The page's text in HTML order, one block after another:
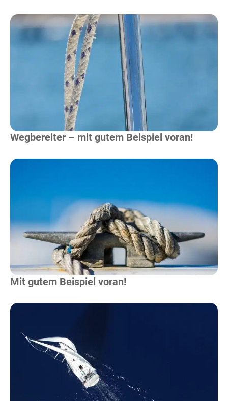
Mehr Lesen
Wegbereiter – mit gutem Beispiel voran!
Mehr Lesen
Mit gutem Beispiel voran!
Mehr Lesen